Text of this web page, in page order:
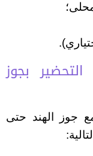
بجوز
جوز الهند حتى